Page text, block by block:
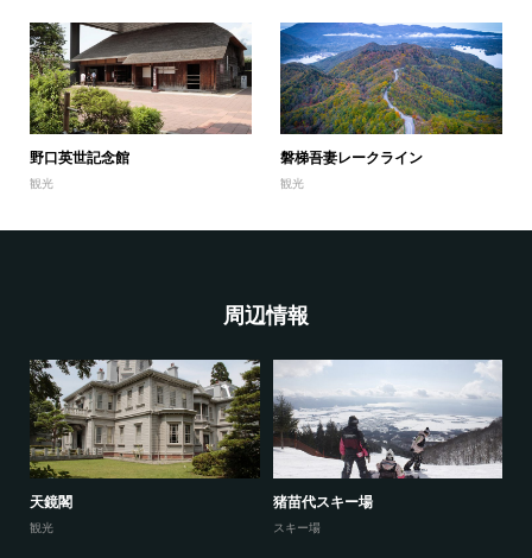
野口英世記念館
観光
磐梯吾妻レークライン
観光
周辺情報
天鏡閣
観光
猪苗代スキー場
スキー場